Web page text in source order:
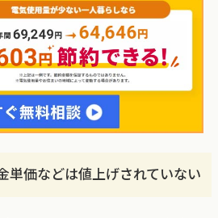
単価などは値上げされていない